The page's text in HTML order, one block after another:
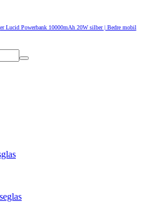
Lucid Powerbank 10000mAh 20W silber | Bedre mobil